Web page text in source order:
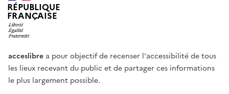
RÉPUBLIQUE
FRANÇAISE
acceslibre a pour objectif de recenser l'accessibilité de tous
les lieux recevant du public et de partager ces informations
le plus largement possible.